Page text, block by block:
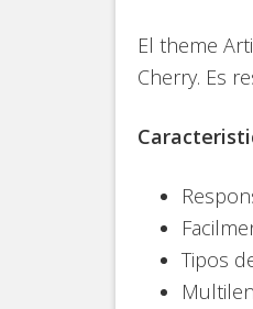
El theme
Cherry. Es
Tipos